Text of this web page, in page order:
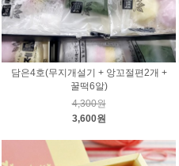
담은4호(무지개설기 + 앙꼬절편2개 +
꿀떡6알)
4,300원
3,600원